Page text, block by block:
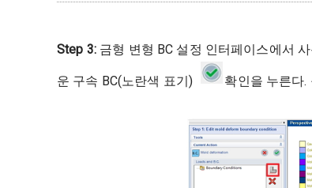
Step 3:금형 변형 BC 설정 인터페이스에서
운 구속 BC(노란색 표기) 확인을 누른다.